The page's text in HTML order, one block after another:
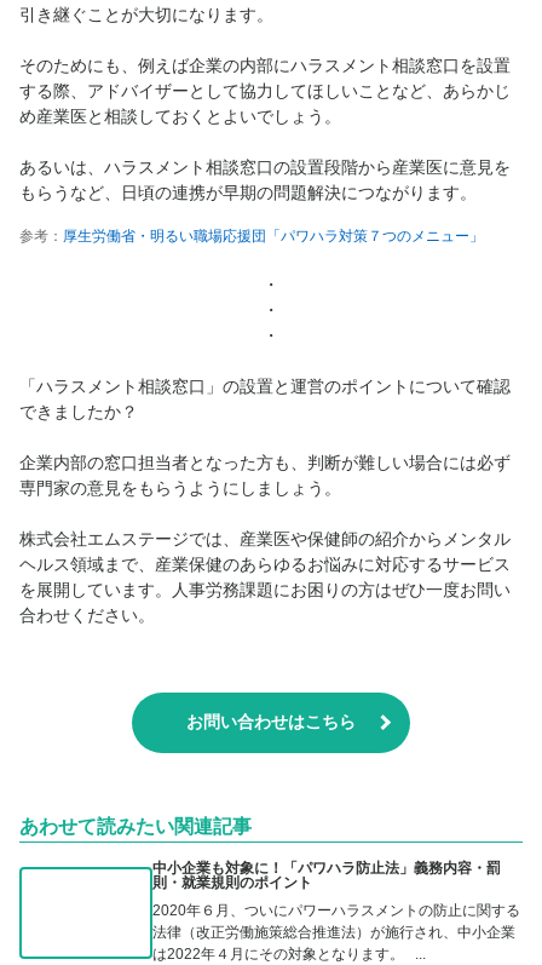
引き継ぐことが大切になります。
そのためにも、例えば企業の内部にハラスメント相談窓口を設置
する際、アドバイザーとして協力してほしいことなど、あらかじ
め産業医と相談しておくとよいでしょう。
あるいは、ハラスメント相談窓口の設置段階から産業医に意見を
もらうなど、日頃の連携が早期の問題解決につながります。
参考： 厚生労働省・明るい職場応援団「パワハラ対策７つのメニュー」
・
・
・
「ハラスメント相談窓口」の設置と運営のポイントについて確認
できましたか？
企業内部の窓口担当者となった方も、判断が難しい場合には必ず
専門家の意見をもらうようにしましょう。
株式会社エムステージでは、産業医や保健師の紹介からメンタル
ヘルス領域まで、産業保健のあらゆるお悩みに対応するサービス
を展開しています。人事労務課題にお困りの方はぜひ一度お問い
合わせください。
お問い合わせはこちら
あわせて読みたい関連記事
中小企業も対象に！「パワハラ防止法」義務内容・罰
則・就業規則のポイント
2020年６月、ついにパワーハラスメントの防止に関する
法律（改正労働施策総合推進法）が施行され、中小企業
は2022年４月にその対象となります。 ...